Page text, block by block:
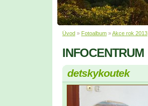
Úvod » Fotoalbum »Akce rok 2013
INFOCENTRUM
detskykoutek